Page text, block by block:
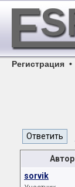
Регистрация •
Автор
sorvik